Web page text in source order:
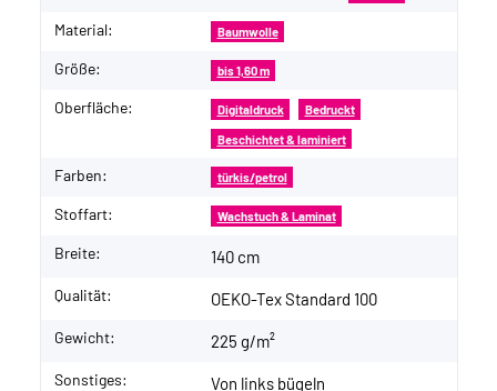
Material: Baumwolle
Größe: bis 1,60 m
Oberfläche: Digitaldruck Bedruckt
Beschichtet & laminiert
Farben: türkis/petrol
Stoffart: Wachstuch & Laminat
Breite: 140 cm
Qualität: OEKO-Tex Standard 100
Gewicht: 225 g/m²
Sonstiges: Von links bügeln